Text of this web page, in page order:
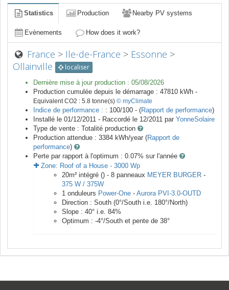
Statistics Production Nearby PV systems
Evènements How does it work?
France > Ile-de-France > Essonne >
Ollainville
localiser
Dernière mise à jour production : 05/08/2026
Production cumulée depuis le démarrage : 47810 kWh -
Equivalent CO2 : 5.8 tonne(s) © myClimate
Indice de performance : : 100/100 - (Rapport de performance)
Installé le 01/12/2011 - Raccordé le 12/2011 par YonneSolaire
Type de vente : Totalité production
Production attendue : 3384 kWh/year (Rapport de
performance)
Perte par rapport à l'optimum : 0.07% sur l'année
Zone: Roof of a House - 3000 Wp
20m² intégré () - 8 panneaux MEYER BURGER -
375 W / 375W
1 onduleurs Power-One - Aurora PVI-3.0-OUTD
Direction : South (0°/South i.e. 180°/North)
Slope : 40° i.e. 84%
Optimum : -4°/South et pente de 38°